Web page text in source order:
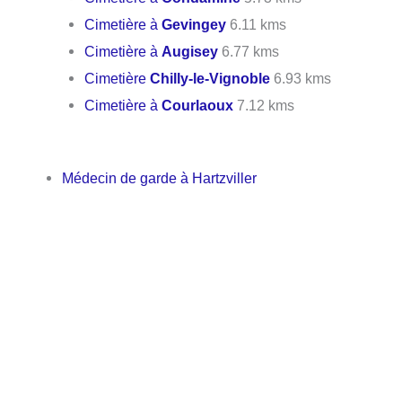
Cimetière àGevingey 6.11 kms
Cimetière à Augisey 6.77 kms
CimetièreChilly-le-Vignoble 6.93 kms
Cimetière àCourlaoux 7.12 kms
Médecin de garde à Hartzviller